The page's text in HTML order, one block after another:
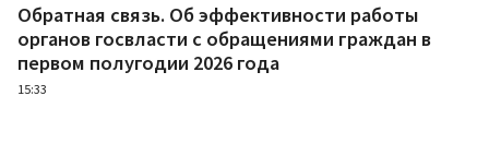
Обратная связь. Об эффективности работы
органов госвласти с обращениями граждан в
первом полугодии 2026 года
15:33